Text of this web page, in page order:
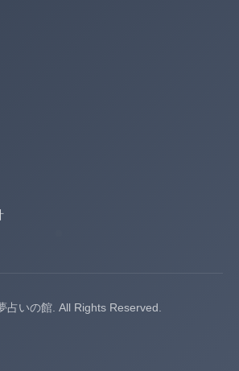
占いの館. All Rights Reserved.